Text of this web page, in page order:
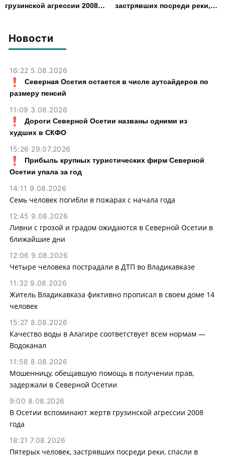
Новости
16:22 5.08.2026
Северная Осетия остается в числе аутсайдеров по
размеру пенсий
11:09 3.08.2026
Дороги Северной Осетии названы одними из
худших в СКФО
15:26 29.07.2026
Прибыль крупных туристических фирм Северной
Осетии упала за год
14:11 9.08.2026
Семь человек погибли в пожарах с начала года
12:45 9.08.2026
Ливни с грозой и градом ожидаются в Северной Осетии в
ближайшие дни
12:06 9.08.2026
Четыре человека пострадали в ДТП во Владикавказе
11:32 9.08.2026
Житель Владикавказа фиктивно прописал в своем доме 14
человек
15:27 8.08.2026
Качество воды в Алагире соответствует всем нормам —
Водоканал
11:58 8.08.2026
Мошенницу, обещавшую помощь в получении прав,
задержали в Северной Осетии
9:00 8.08.2026
В Осетии вспоминают жертв грузинской агрессии 2008
года
18:21 7.08.2026
Пятерых человек, застрявших посреди реки, спасли в
грузинской агрессии 2008
застрявших посреди реки,